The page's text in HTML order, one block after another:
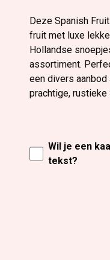
Deze Spanish
fruit met luxe
Hollandse
assortiment.
een divers aanbod
prachtige, rustieke
Wil je een
tekst?